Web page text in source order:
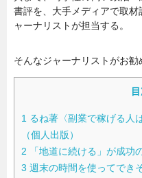
書評を、大手メディアで取
ャーナリストが担当する。
そんなジャーナリストがお
1 るね著〈副業で稼げる人
（個人出版）
2 「地道に続ける」が成功
3 週末の時間を使ってでき